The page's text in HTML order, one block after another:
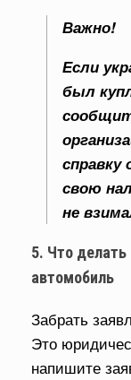
Важно!
Если
был
справку
свою
не
5. Что
автомобиль
Забрать
Это
напишите